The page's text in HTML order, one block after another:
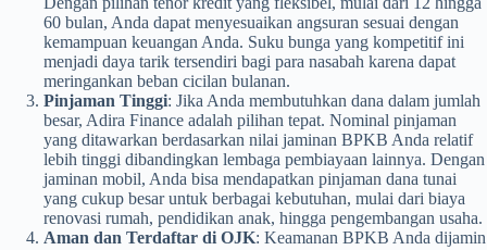
60 bulan, Anda dapat menyesuaikan angsuran sesuai dengan
kemampuan keuangan Anda. Suku bunga yang kompetitif ini
menjadi daya tarik tersendiri bagi para nasabah karena dapat
meringankan beban cicilan bulanan.
Pinjaman Tinggi: Jika Anda membutuhkan dana dalam jumlah
besar, Adira Finance adalah pilihan tepat. Nominal pinjaman
yang ditawarkan berdasarkan nilai jaminan BPKB Anda relatif
lebih tinggi dibandingkan lembaga pembiayaan lainnya. Dengan
jaminan mobil, Anda bisa mendapatkan pinjaman dana tunai
yang cukup besar untuk berbagai kebutuhan, mulai dari biaya
renovasi rumah, pendidikan anak, hingga pengembangan usaha.
Aman dan Terdaftar di OJK: Keamanan BPKB Anda dijamin